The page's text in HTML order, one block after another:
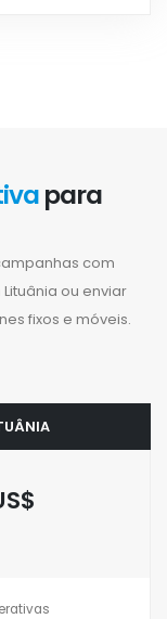
para
com
Lituânia ou enviar
fixos e móveis.